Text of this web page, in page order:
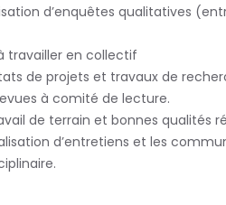
d’enquêtes qualitatives
travailler en collectif
de projets et travaux de
à comité de lecture.
de terrain et bonnes qualités
d’entretiens et les
.